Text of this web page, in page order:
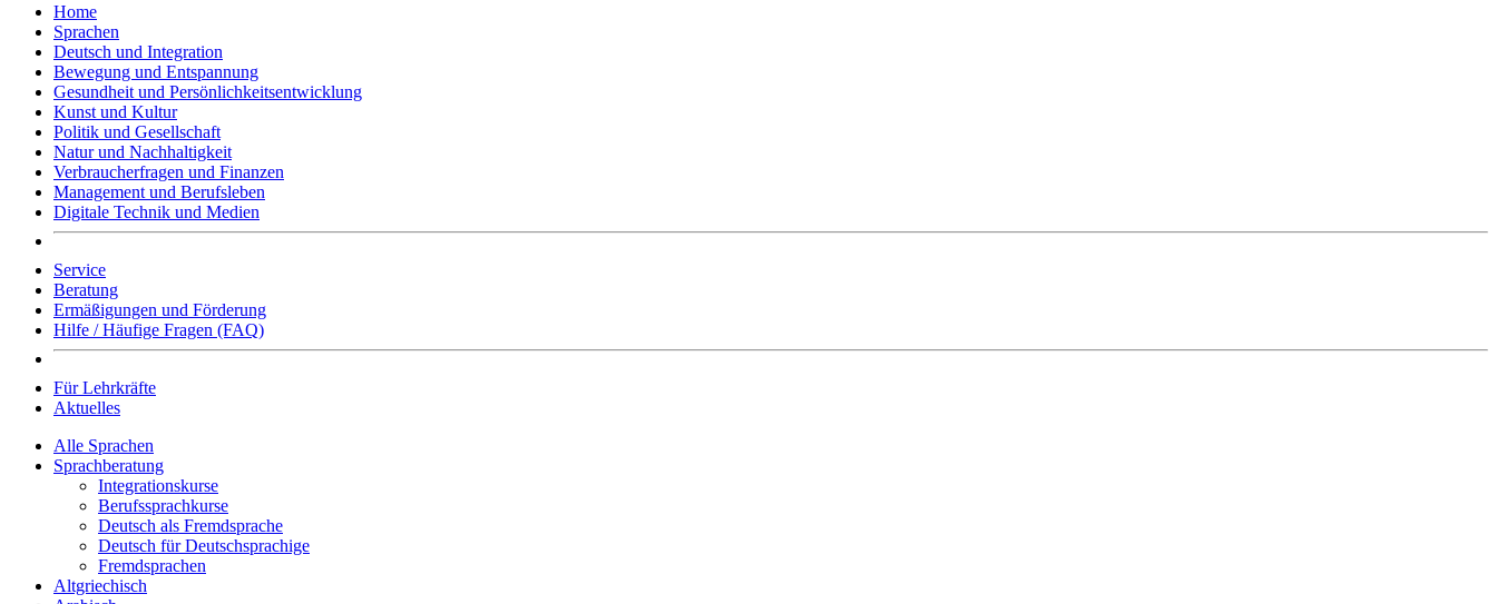
Home
Sprachen
Deutsch und Integration
Bewegung und Entspannung
Gesundheit und Persönlichkeitsentwicklung
Kunst und Kultur
Politik und Gesellschaft
Natur und Nachhaltigkeit
Verbraucherfragen und Finanzen
Management und Berufsleben
Digitale Technik und Medien
Service
Beratung
Ermäßigungen und Förderung
Hilfe / Häufige Fragen (FAQ)
Für Lehrkräfte
Aktuelles
Alle Sprachen
Sprachberatung
Integrationskurse
Berufssprachkurse
Deutsch als Fremdsprache
Deutsch für Deutschsprachige
Fremdsprachen
Altgriechisch